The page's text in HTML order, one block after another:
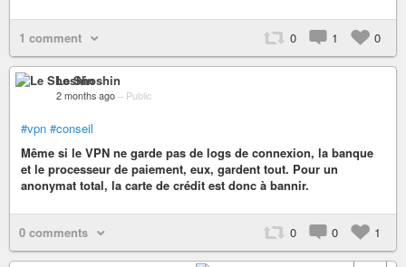
1 comment 0 1 0
Le Shoshin
2 months ago – Public
#vpn #conseil
Même si le VPN ne garde pas de logs de connexion, la banque
et le processeur de paiement, eux, gardent tout. Pour un
anonymat total, la carte de crédit est donc à bannir.
0 comments 0 0
1
+ 1